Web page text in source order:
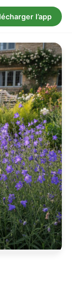
l’app